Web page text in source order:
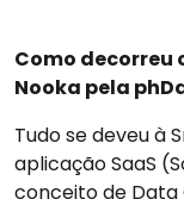
Como decorreu
Nooka pela
Tudo se deveu à
aplicação SaaS
conceito de Data